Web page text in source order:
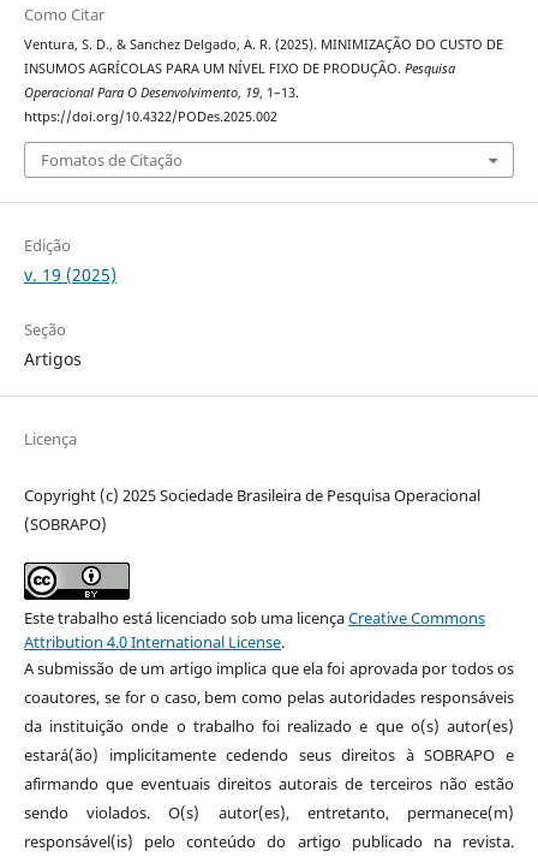
Como Citar
Ventura, S. D., & Sanchez Delgado, A. R. (2025). MINIMIZAÇÃO DO CUSTO DE
INSUMOS AGRÍCOLAS PARA UM NÍVEL FIXO DE PRODUÇÃO. Pesquisa
Operacional Para O Desenvolvimento, 19, 1–13.
https://doi.org/10.4322/PODes.2025.002
Fomatos de Citação
Edição
v. 19 (2025)
Seção
Artigos
Licença
Copyright (c) 2025 Sociedade Brasileira de Pesquisa Operacional
(SOBRAPO)
Este trabalho está licenciado sob uma licençaCreative Commons
Attribution 4.0 International License.
A submissão de um artigo implica que ela foi aprovada por todos os
coautores, se for o caso, bem como pelas autoridades responsáveis
da instituição onde o trabalho foi realizado e que o(s) autor(es)
estará(ão) implicitamente cedendo seus direitos à SOBRAPO e
afirmando que eventuais direitos autorais de terceiros não estão
sendo violados. O(s) autor(es), entretanto, permanece(m)
responsável(is) pelo conteúdo do artigo publicado na revista.